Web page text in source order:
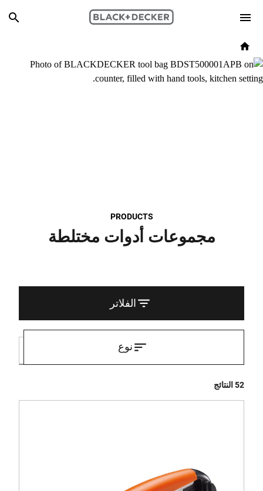
Skip to main content
Search
Breadcrumb
PRODUCTS
مجموعات أدوات مختلطة
الفلاتر
52 النتائج
نوع